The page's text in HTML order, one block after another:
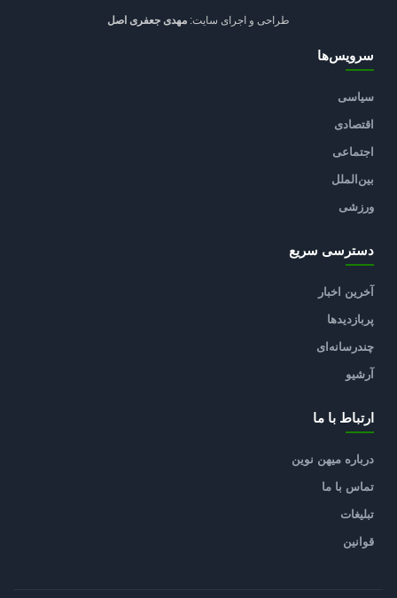
طراحی و اجرای سایت: مهدی جعفری اصل
سرویس‌ها
سیاسی
اقتصادی
اجتماعی
بین‌الملل
ورزشی
دسترسی سریع
آخرین اخبار
پربازدیدها
چندرسانه‌ای
آرشیو
ارتباط با ما
درباره میهن نوین
تماس با ما
تبلیغات
قوانین